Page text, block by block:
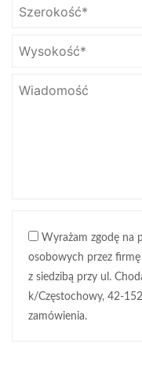
Wyrażam zgodę na
osobowych przez
z siedzibą przy ul.
k/Częstochowy, 42-
zamówienia.